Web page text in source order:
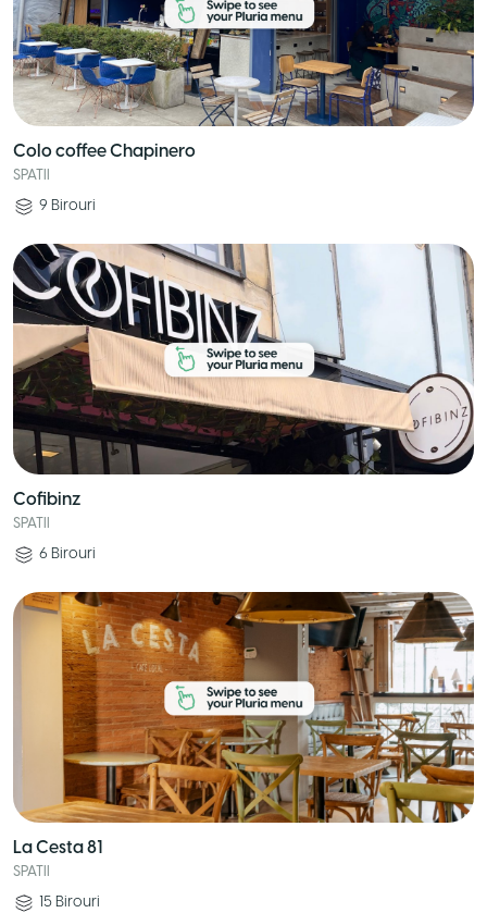
Colo coffee Chapinero
SPATII
9 Birouri
Cofibinz
SPATII
6 Birouri
La Cesta 81
SPATII
15 Birouri